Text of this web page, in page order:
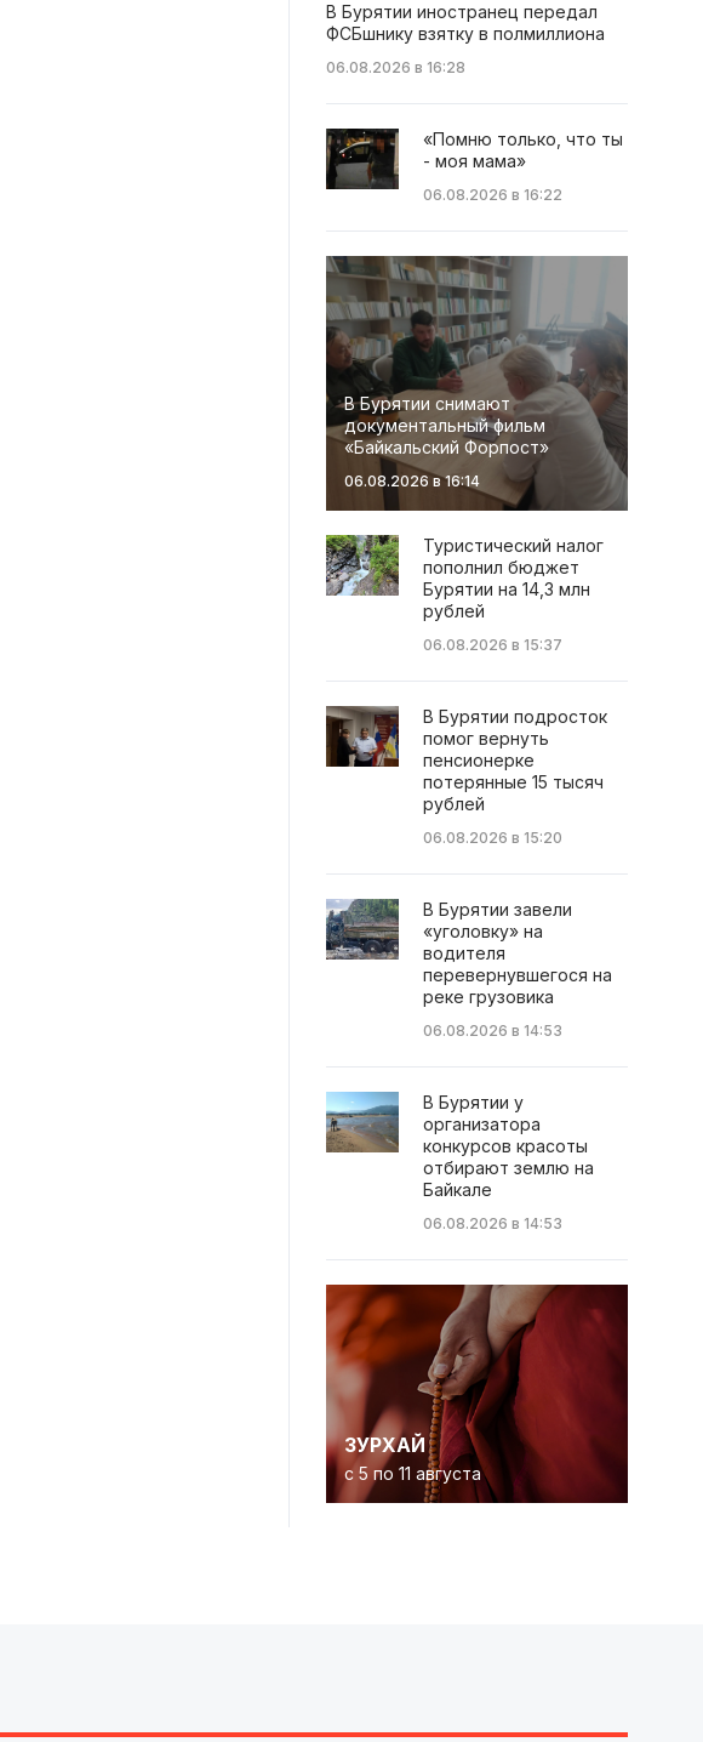
В Бурятии иностранец передал
ФСБшнику взятку в полмиллиона
06.08.2026 в 16:28
«Помню только, что ты
- моя мама»
06.08.2026 в 16:22
В Бурятии снимают
документальный фильм
«Байкальский Форпост»
06.08.2026 в 16:14
Туристический налог
пополнил бюджет
Бурятии на 14,3 млн
рублей
06.08.2026 в 15:37
В Бурятии подросток
помог вернуть
пенсионерке
потерянные 15 тысяч
рублей
06.08.2026 в 15:20
В Бурятии завели
«уголовку» на
водителя
перевернувшегося на
реке грузовика
06.08.2026 в 14:53
В Бурятии у
организатора
конкурсов красоты
отбирают землю на
Байкале
06.08.2026 в 14:53
ЗУРХАЙ
с 5 по 11 августа